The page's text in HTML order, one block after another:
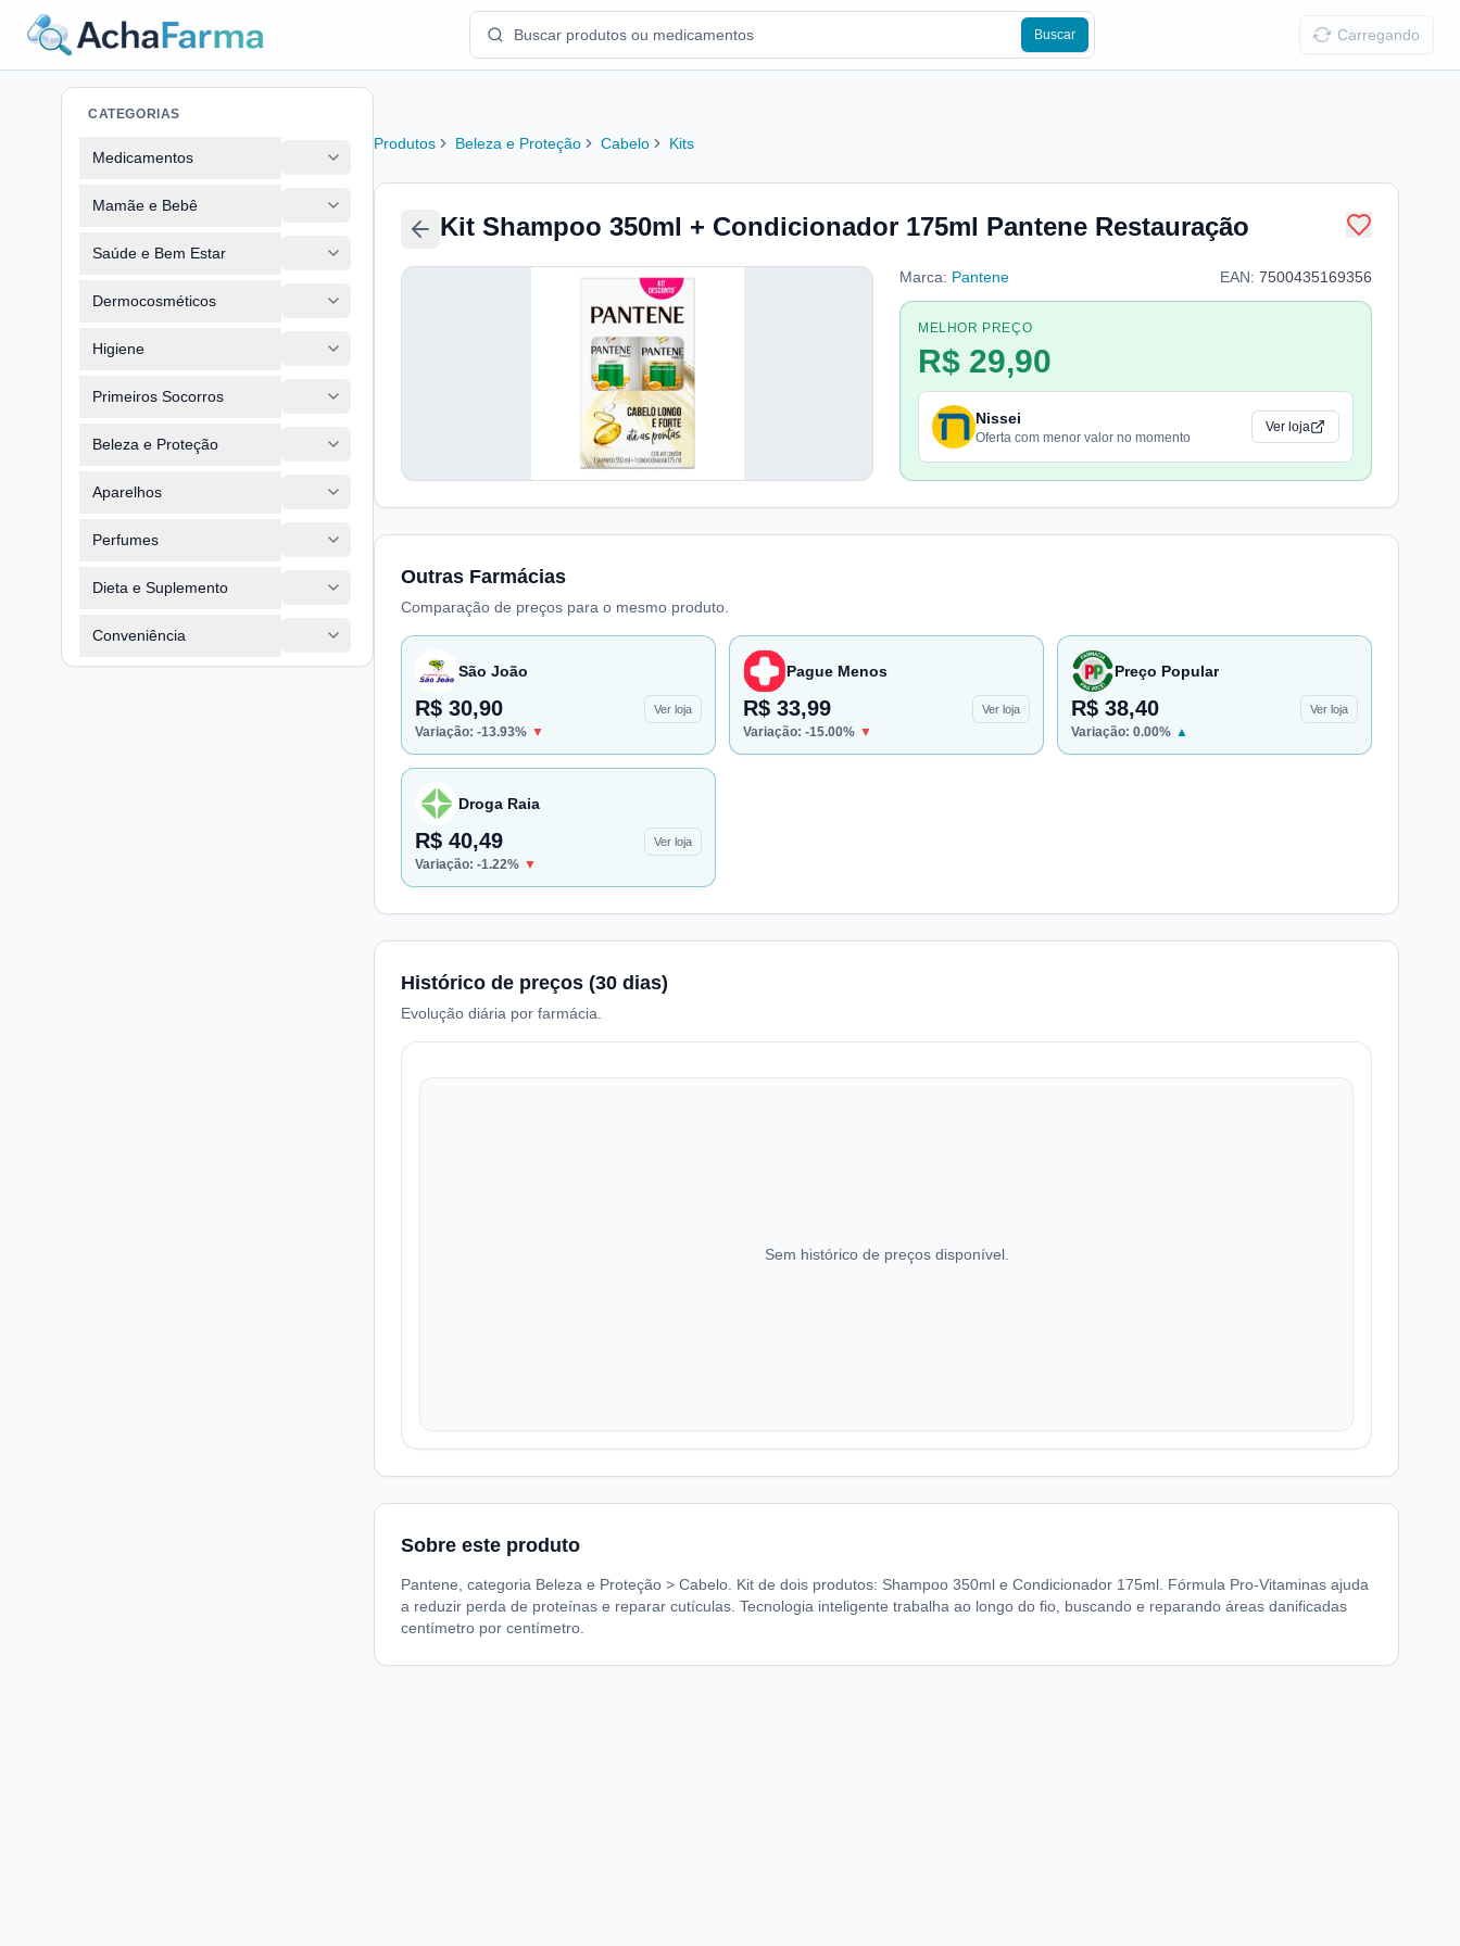
Buscar Carregando
CATEGORIAS
Medicamentos
Mamãe e Bebê
Saúde e Bem Estar
Dermocosméticos
Higiene
Primeiros Socorros
Beleza e Proteção
Aparelhos
Perfumes
Dieta e Suplemento
Conveniência
Produtos Beleza e Proteção Cabelo Kits
Kit Shampoo 350ml + Condicionador 175ml Pantene Restauração
Marca: Pantene EAN: 7500435169356
MELHOR PREÇO
R$ 29,90
Nissei
Oferta com menor valor no momento
Ver loja
Outras Farmácias
Comparação de preços para o mesmo produto.
São João
R$ 30,90 Ver loja
Variação: -13.93% ▼
Pague Menos
R$ 33,99 Ver loja
Variação: -15.00% ▼
Preço Popular
R$ 38,40 Ver loja
Variação: 0.00% ▲
Droga Raia
R$ 40,49 Ver loja
Variação: -1.22% ▼
Histórico de preços (30 dias)
Evolução diária por farmácia.
Sem histórico de preços disponível.
Sobre este produto
Pantene, categoria Beleza e Proteção > Cabelo. Kit de dois produtos: Shampoo 350ml e Condicionador 175ml. Fórmula Pro-Vitaminas ajuda
a reduzir perda de proteínas e reparar cutículas. Tecnologia inteligente trabalha ao longo do fio, buscando e reparando áreas danificadas
centímetro por centímetro.